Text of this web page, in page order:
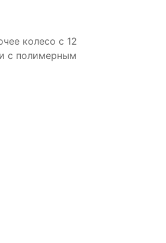
колесо с 12
с полимерным